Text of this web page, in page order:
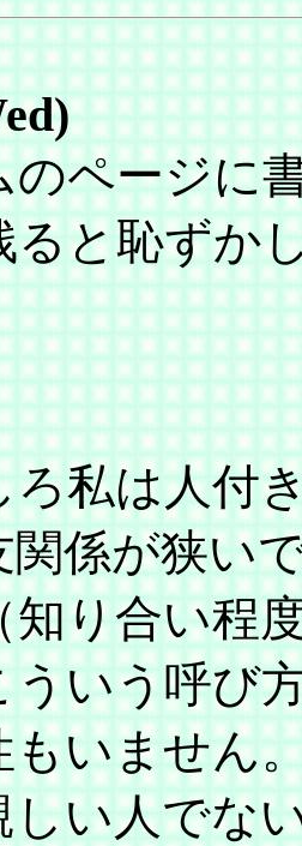
ページに
ると恥ずか
私は人付
関係が狭い
知り合い程
ういう呼び
もいません
しい人でな